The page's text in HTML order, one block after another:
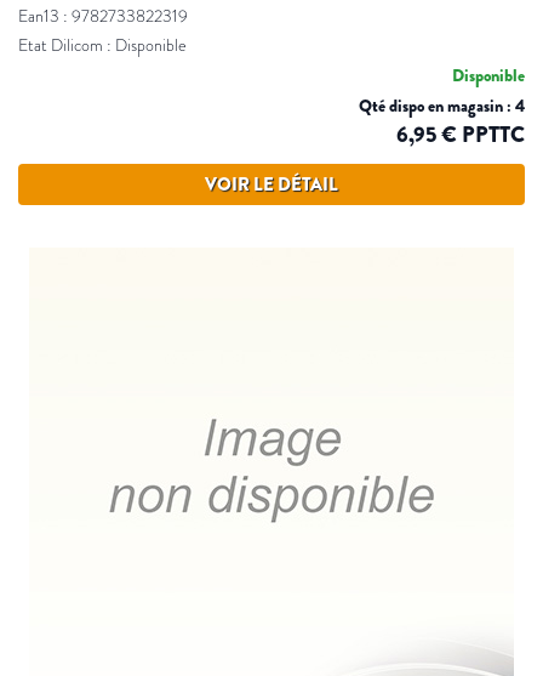
Ean13 : 9782733822319
Etat Dilicom : Disponible
Disponible
Qté dispo en magasin : 4
6,95 € PPTTC
VOIR LE DÉTAIL